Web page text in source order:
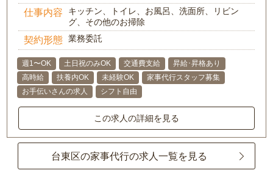
仕事内容
キッチン、トイレ、お風呂、洗面所、リビン
グ、その他のお掃除
契約形態 業務委託
週1〜OK 土日祝のみOK 交通費支給
昇給･昇格あり
高時給
扶養内OK 未経験OK
家事代行スタッフ募集
お手伝いさんの求人
シフト自由
この求人の詳細を見る
台東区の家事代行の求人一覧を見る